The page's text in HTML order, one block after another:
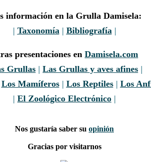
información en la Grulla Damisela:
| Taxonomía| Bibliografía|
presentaciones en Damisela.com
Grullas | Las Grullas y aves afines |
Los Mamíferos| Los Reptiles| Los
| El Zoológico Electrónico |
Nos gustaría saber su opinión
Gracias por visitarnos